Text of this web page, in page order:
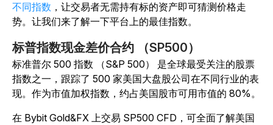
不同指数 ，让交易者无需持有标的资产即可猜测价格走
势。让我们来了解一下平台上的最佳指数。
标普指数现金差价合约 （SP500）
标准普尔 500 指数 （S&P 500） 是全球最受关注的股票
指数之一，跟踪了 500 家美国大盘股公司在不同行业的表
现。作为市值加权指数，约占美国股市可用市值的 80%。
在 Bybit Gold&FX 上交易 SP500 CFD，可全面了解美国